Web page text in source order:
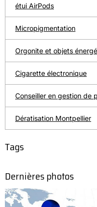
étui AirPods
Micropigmentation
Orgonite et objets
Cigarette électronique
Conseiller en gestion de
Dératisation Montpellier
Tags
Dernières photos